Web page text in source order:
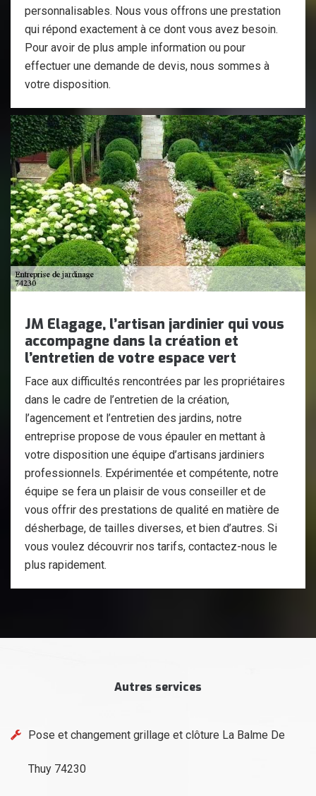
personnalisables. Nous vous offrons une prestation
qui répond exactement à ce dont vous avez besoin.
Pour avoir de plus ample information ou pour
effectuer une demande de devis, nous sommes à
votre disposition.
JM Elagage, l’artisan jardinier qui vous
accompagne dans la création et
l’entretien de votre espace vert
Face aux difficultés rencontrées par les propriétaires
dans le cadre de l’entretien de la création,
l’agencement et l’entretien des jardins, notre
entreprise propose de vous épauler en mettant à
votre disposition une équipe d’artisans jardiniers
professionnels. Expérimentée et compétente, notre
équipe se fera un plaisir de vous conseiller et de
vous offrir des prestations de qualité en matière de
désherbage, de tailles diverses, et bien d’autres. Si
vous voulez découvrir nos tarifs, contactez-nous le
plus rapidement.
Autres services
Pose et changement grillage et clôture La Balme De
Thuy 74230